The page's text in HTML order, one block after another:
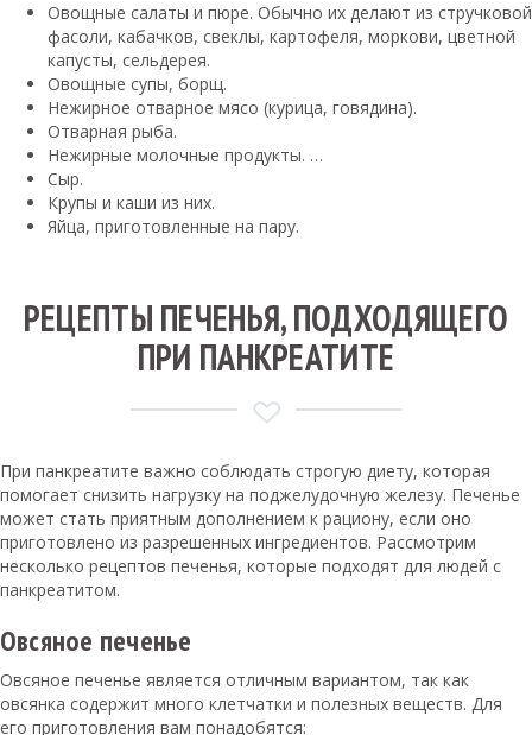
Овощные салаты и пюре. Обычно их делают из стручковой
фасоли, кабачков, свеклы, картофеля, моркови, цветной
капусты, сельдерея.
Овощные супы, борщ.
Нежирное отварное мясо (курица, говядина).
Отварная рыба.
Нежирные молочные продукты. …
Сыр.
Крупы и каши из них.
Яйца, приготовленные на пару.
РЕЦЕПТЫ ПЕЧЕНЬЯ, ПОДХОДЯЩЕГО
ПРИ ПАНКРЕАТИТЕ
При панкреатите важно соблюдать строгую диету, которая
помогает снизить нагрузку на поджелудочную железу. Печенье
может стать приятным дополнением к рациону, если оно
приготовлено из разрешенных ингредиентов. Рассмотрим
несколько рецептов печенья, которые подходят для людей с
панкреатитом.
Овсяное печенье
Овсяное печенье является отличным вариантом, так как
овсянка содержит много клетчатки и полезных веществ. Для
его приготовления вам понадобятся: